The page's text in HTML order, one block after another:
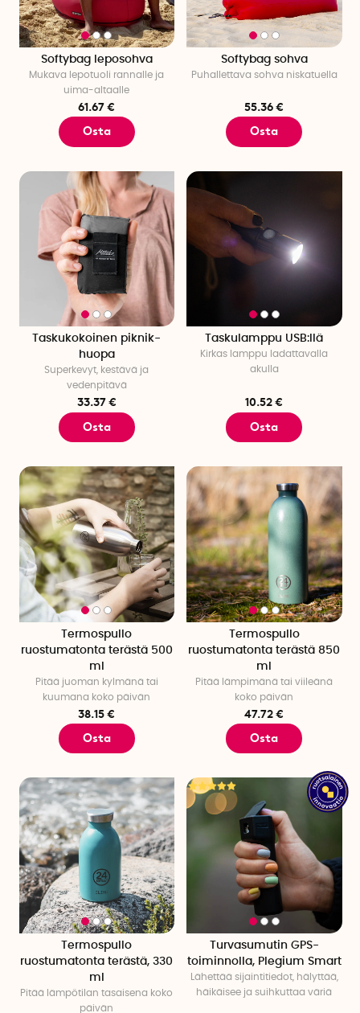
Softybag leposohva
Mukava lepotuoli rannalle ja
uima-altaalle
61.67 €
Osta
Softybag sohva
Puhallettava sohva niskatuella
55.36 €
Osta
Taskukokoinen piknik-
huopa
Superkevyt, kestävä ja
vedenpitävä
33.37 €
Osta
Taskulamppu USB:llä
Kirkas lamppu ladattavalla
akulla
10.52 €
Osta
Termospullo
ruostumatonta terästä 500
ml
Pitää juoman kylmänä tai
kuumana koko päivän
38.15 €
Osta
Termospullo
ruostumatonta terästä 850
ml
Pitää lämpimänä tai viileänä
koko päivän
47.72 €
Osta
Termospullo
ruostumatonta terästä, 330
ml
Pitää lämpötilan tasaisena koko
päivän
Turvasumutin GPS-
toiminnolla, Plegium Smart
Lähettää sijaintitiedot, hälyttää,
häikäisee ja suihkuttaa väriä